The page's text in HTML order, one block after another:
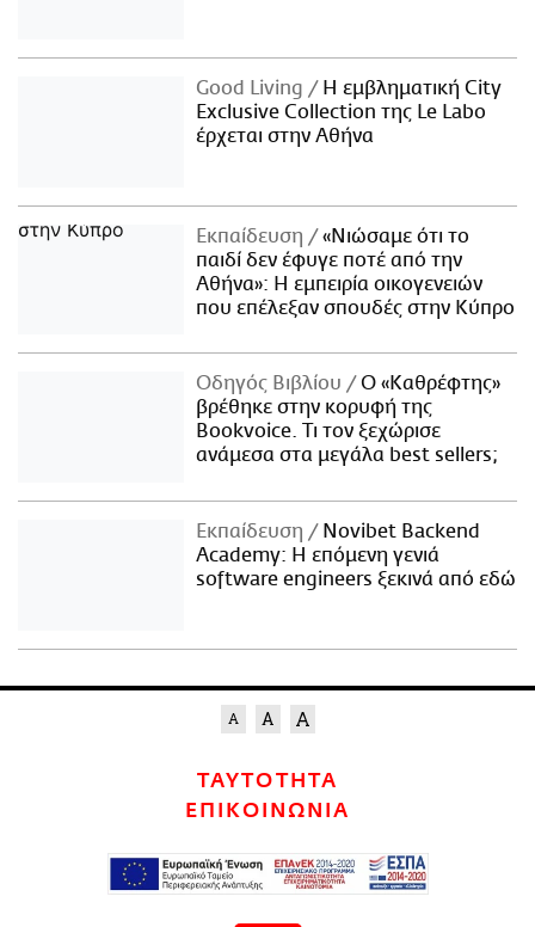
Good Living
Η εμβληματική City
Exclusive Collection της Le Labo
έρχεται στην Αθήνα
Εκπαίδευση
«Νιώσαμε ότι το
παιδί δεν έφυγε ποτέ από την
Αθήνα»: Η εμπειρία οικογενειών
που επέλεξαν σπουδές στην Κύπρο
Οδηγός Βιβλίου
Ο «Καθρέφτης»
βρέθηκε στην κορυφή της
Bookvoice. Τι τον ξεχώρισε
ανάμεσα στα μεγάλα best sellers;
Εκπαίδευση
Novibet Backend
Academy: Η επόμενη γενιά
software engineers ξεκινά από εδώ
ΤΑΥΤΟΤΗΤΑ
ΕΠΙΚΟΙΝΩΝΙΑ